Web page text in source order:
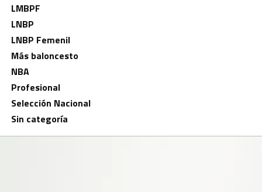
LMBPF
LNBP
LNBP Femenil
Más baloncesto
NBA
Profesional
Selección Nacional
Sin categoría